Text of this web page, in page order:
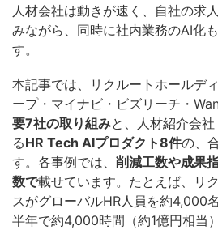
人材会社は動きが速く、自社の求
みながら、同時に社内業務のAI化
す。
本記事では、リクルートホールデ
ープ・マイナビ・ビズリーチ・
要7社の取り組みと、人材紹介会
るHR Tech AIプロダクト8件の、
す。各事例では、 削減工数や成果
数で載せています。たとえば、リ
スがグローバルHR人員を約4,000
半年で約4,000時間（約1億円相当